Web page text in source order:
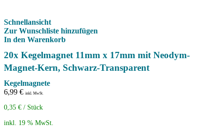
Schnellansicht
Zur Wunschliste hinzufügen
In den Warenkorb
20x Kegelmagnet 11mm x 17mm mit Neodym-
Magnet-Kern, Schwarz-Transparent
Kegelmagnete
6,99 € inkl. MwSt.
0,35 € / Stück
inkl. 19 % MwSt.